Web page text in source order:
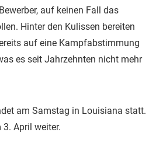
auf keinen Fall das
Hinter den Kulissen bereiten
auf eine Kampfabstimmung
es seit Jahrzehnten nicht mehr
am Samstag in Louisiana statt.
April weiter.